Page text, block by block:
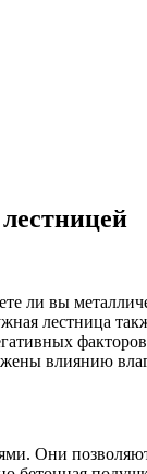
ли вы
лестница
влиянию
Они